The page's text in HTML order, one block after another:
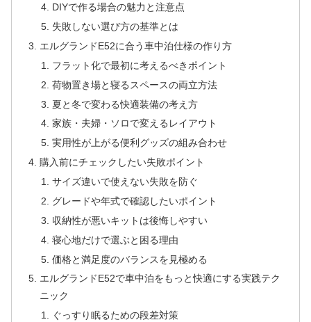
DIYで作る場合の魅力と注意点
失敗しない選び方の基準とは
エルグランドE52に合う車中泊仕様の作り方
フラット化で最初に考えるべきポイント
荷物置き場と寝るスペースの両立方法
夏と冬で変わる快適装備の考え方
家族・夫婦・ソロで変えるレイアウト
実用性が上がる便利グッズの組み合わせ
購入前にチェックしたい失敗ポイント
サイズ違いで使えない失敗を防ぐ
グレードや年式で確認したいポイント
収納性が悪いキットは後悔しやすい
寝心地だけで選ぶと困る理由
価格と満足度のバランスを見極める
エルグランドE52で車中泊をもっと快適にする実践テク
ニック
ぐっすり眠るための段差対策